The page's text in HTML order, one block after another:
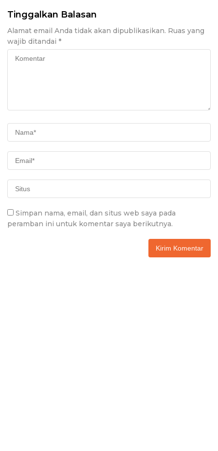
Tinggalkan Balasan
Alamat email Anda tidak akan dipublikasikan. Ruas yang
wajib ditandai *
Simpan nama, email, dan situs web saya pada
peramban ini untuk komentar saya berikutnya.